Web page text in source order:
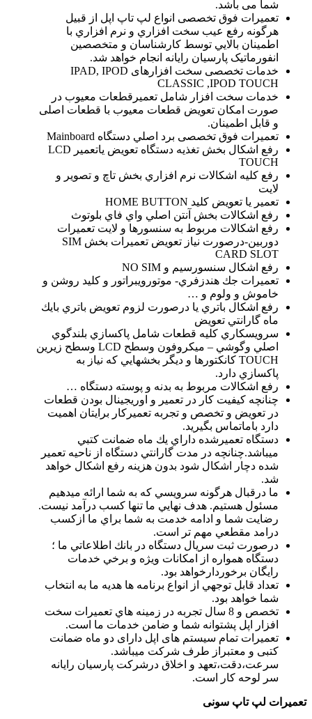
شما می باشد.
تعمیرات فوق تخصصی انواع لپ تاپ اپل از قبیل
هرگونه رفع عيب سخت افزاري و نرم افزاري با
اطمينان بالايي توسط كارشناسان و متخصصین
انفورماتیک پارسیان رایانه انجام خواهد شد.
خدمات تخصصی سخت افزارهای IPAD, IPOD
CLASSIC ,IPOD TOUCH
خدمات سخت افزار شامل تعميرقطعات معيوب در
صورت امكان تعويض قطعات معيوب با قطعات اصلی
و قابل اطمينان.
تعمیرات فوق تخصصی برد اصلي دستگاه Mainboard
رفع اشكال بخش تغذيه دستگاه تعويض ياتعمير LCD
TOUCH
رفع كليه اشكالات نرم افزاري بخش تاچ و تصوير و
لايت
تعمير يا تعويض كليد HOME BUTTON
رفع اشكالات بخش آنتن اصلي واي فاي بلوتوث
رفع اشكالات مربوط به سنسورها و لايت تعمیرات
دوربين-درصورت نياز تعويض تعمیرات بخش SIM
CARD SLOT
رفع اشكال سنسورسيم و NO SIM
تعمیرات جك هندزفري- موتورويبراتور و كليد روشن و
خاموش و ولوم و …
رفع اشكال باتري يا درصورت لزوم تعويض باتري بايك
ماه گارانتي تعويض
سرويسكاري كليه قطعات شامل پاكسازي بلندگوي
اصلي وگوشي – ميكروفون وسطح LCD وسطح زيرين
TOUCH كانكتورها و ديگر بخشهايي كه نياز به
پاكسازي دارد.
رفع اشكالات مربوط به بدنه و پوسته دستگاه …
چنانچه كيفيت كار در تعمير و اوريجينال بودن قطعات
در تعويض و تخصص و تجربه تعميركار برايتان اهميت
دارد باماتماس بگيريد.
دستگاه تعميرشده داراي يك ماه ضمانت كتبي
ميباشد.چنانچه در مدت گارانتي دستگاه از ناحيه تعمير
شده دچار اشكال شود بدون هزينه رفع اشكال خواهد
شد.
ما درقبال هرگونه سرويسي كه به شما ارائه ميدهيم
مسئول هستيم. هدف نهايي ما تنها كسب درآمد نيست.
رضايت شما و ادامه خدمت به شما براي ما ازكسب
درامد مقطعي مهم تر است.
درصورت ثبت سريال دستگاه در بانك اطلاعاتي ما ؛
دستگاه همواره از امكانات ويژه و برخي خدمات
رايگان برخوردارخواهد بود.
تعداد قابل توجهي از انواع برنامه ها هديه ما به انتخاب
شما خواهد بود.
تخصص و 8 سال تجربه در زمينه هاي تعمیرات سخت
افزار اپل پشتوانه شما و ضامن خدمات ما است.
تعمیرات تمام سیستم های اپل دارای دو ماه ضمانت
کتبی و معتبراز طرف شرکت میباشد.
سرعت،دقت،تعهد و اخلاق درشرکت پارسیان رایانه
سر لوحه کار است.
تعمیرات لپ تاپ سونی